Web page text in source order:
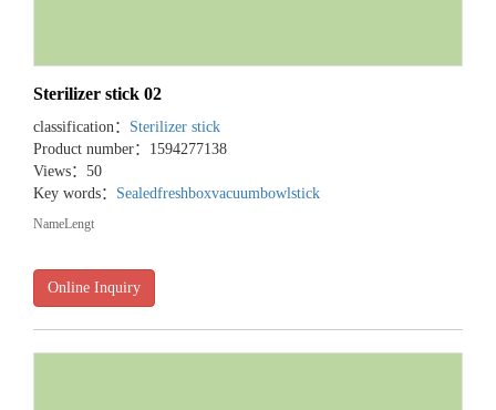
Sterilizer stick 02
classification： Sterilizer stick
Product number：1594277138
Views：50
Key words： Sealedfreshboxvacuumbowlstick
NameLengt
Online Inquiry